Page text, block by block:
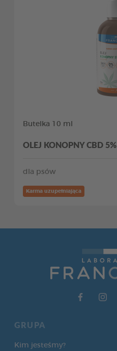
Butelka 10 ml
OLEJ KONOPNY CBD 5%
dla psów
Karma uzupełniająca
GRUPA
Kim jesteśmy?